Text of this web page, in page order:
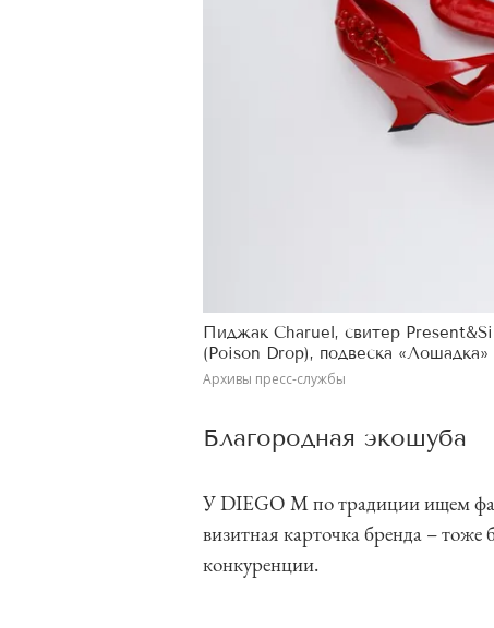
Пиджак Charuel, свитер
(Poison Drop), подвеска
Архивы пресс-службы
Благородная экошуба
У DIEGO M по традиции ищем
визитная карточка бренда –
конкуренции.